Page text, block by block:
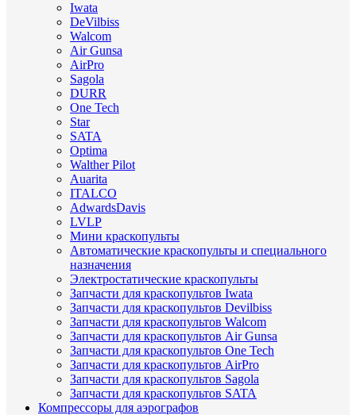
Iwata
DeVilbiss
Walcom
Air Gunsa
AirPro
Sagola
DURR
One Tech
Star
SATA
Optima
Walther Pilot
Auarita
ITALCO
AdwardsDavis
LVLP
Мини краскопульты
Автоматические краскопульты и специального
назначения
Электростатические краскопульты
Запчасти для краскопультов Iwata
Запчасти для краскопультов Devilbiss
Запчасти для краскопультов Walcom
Запчасти для краскопультов Air Gunsa
Запчасти для краскопультов One Tech
Запчасти для краскопультов AirPro
Запчасти для краскопультов Sagola
Запчасти для краскопультов SATA
Компрессоры для аэрографов